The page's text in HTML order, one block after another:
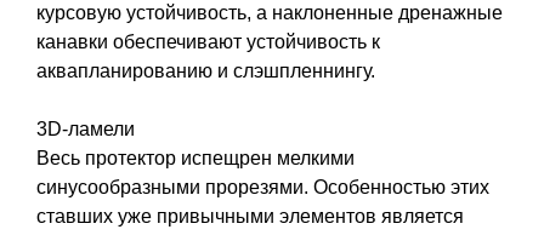
курсовую устойчивость, а наклоненные дренажные
канавки обеспечивают устойчивость к
аквапланированию и слэшпленнингу.
3D-ламели
Весь протектор испещрен мелкими
синусообразными прорезями. Особенностью этих
ставших уже привычными элементов является